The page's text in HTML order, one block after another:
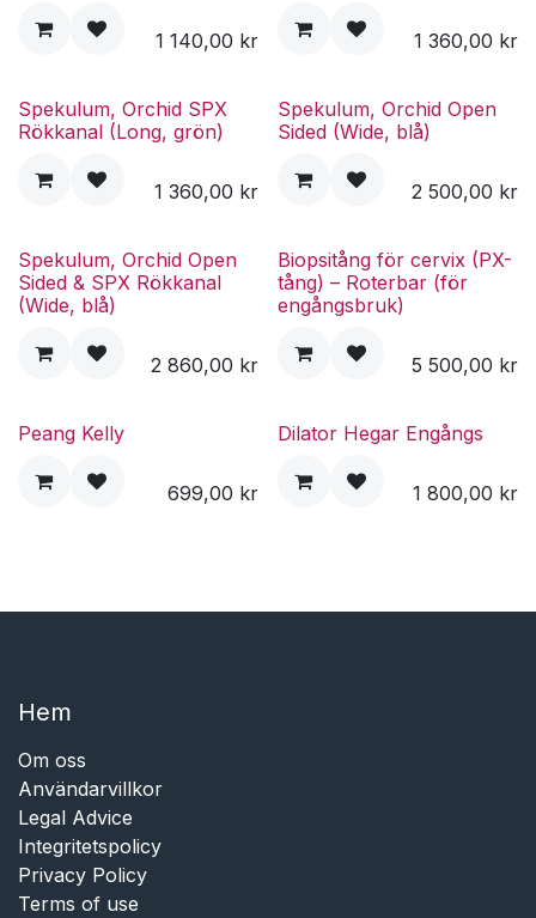
1 140,00 kr 1 360,00 kr
Spekulum, Orchid SPX
Rökkanal (Long, grön)
1 360,00 kr
Spekulum, Orchid Open
Sided (Wide, blå)
2 500,00 kr
Spekulum, Orchid Open
Sided & SPX Rökkanal
(Wide, blå)
2 860,00 kr
Biopsitång för cervix (PX-
tång) – Roterbar (för
engångsbruk)
5 500,00 kr
Peang Kelly
699,00 kr
Dilator Hegar Engångs
1 800,00 kr
Hem​​
Om oss
Användarvillkor
Legal Advice
Integritetspolicy
Privacy Policy
Terms of use